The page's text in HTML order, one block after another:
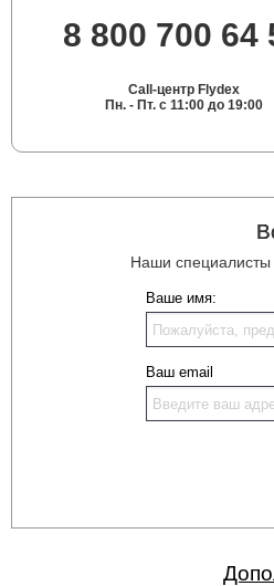
8 800 700 64
Call-центр Flydex
Пн. - Пт. с 11:00 до 19:00
Наши специалисты
Ваше имя:
Ваш email